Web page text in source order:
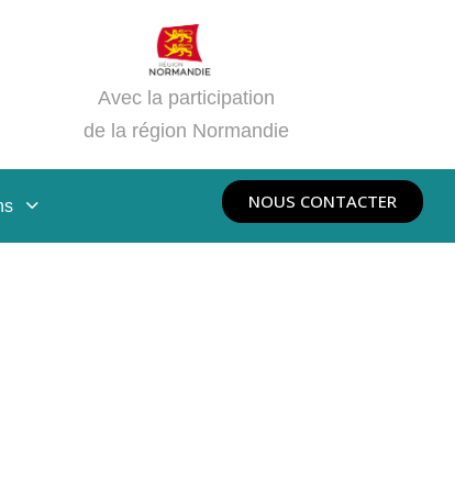
Avec la participation
de la région Normandie
NOUS CONTACTER